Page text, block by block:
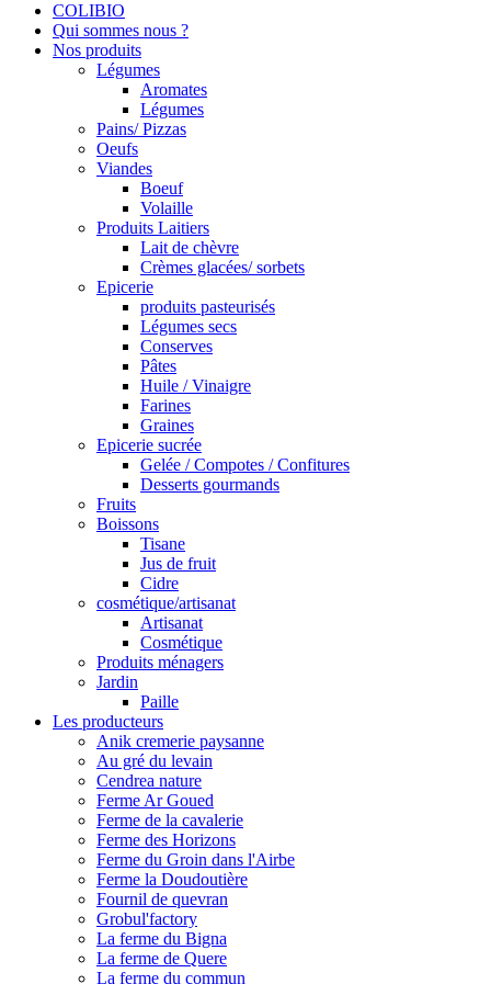
COLIBIO
Qui sommes nous ?
Nos produits
Légumes
Aromates
Légumes
Pains/ Pizzas
Oeufs
Viandes
Boeuf
Volaille
Produits Laitiers
Lait de chèvre
Crèmes glacées/ sorbets
Epicerie
produits pasteurisés
Légumes secs
Conserves
Pâtes
Huile / Vinaigre
Farines
Graines
Epicerie sucrée
Gelée / Compotes / Confitures
Desserts gourmands
Fruits
Boissons
Tisane
Jus de fruit
Cidre
cosmétique/artisanat
Artisanat
Cosmétique
Produits ménagers
Jardin
Paille
Les producteurs
Anik cremerie paysanne
Au gré du levain
Cendrea nature
Ferme Ar Goued
Ferme de la cavalerie
Ferme des Horizons
Ferme du Groin dans l'Airbe
Ferme la Doudoutière
Fournil de quevran
Grobul'factory
La ferme du Bigna
La ferme de Quere
La ferme du commun